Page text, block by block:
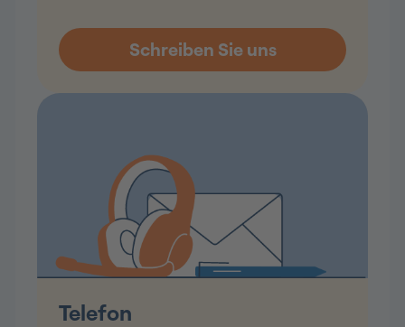
Telefon